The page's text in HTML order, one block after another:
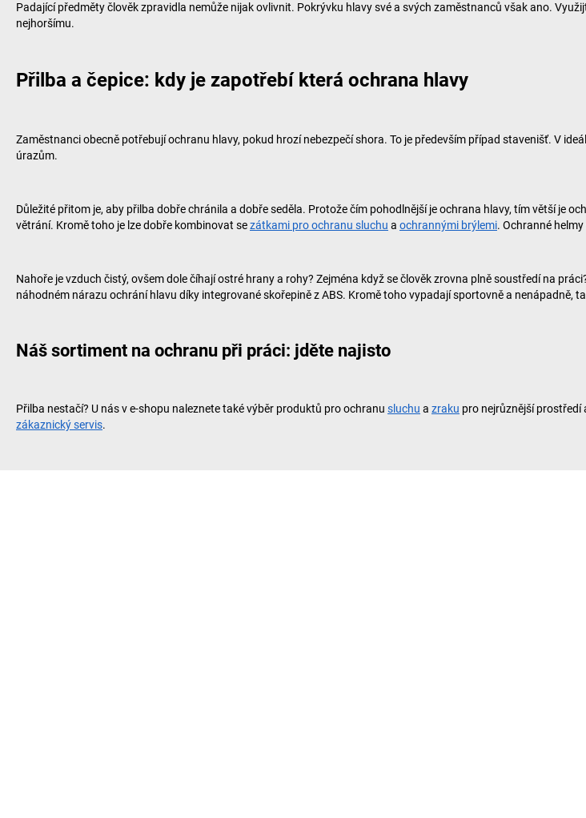
Padající předměty člověk zpravidla nemůže nijak ovlivnit. Pokrývku hlavy své a svých zaměstnanců však ano.
nejhoršímu.
Přilba a čepice: kdy je zapotřebí která ochrana hlavy
Zaměstnanci obecně potřebují ochranu hlavy, pokud hrozí nebezpečí shora. To je především případ stavenišť. V
úrazům.
Důležité přitom je, aby přilba dobře chránila a dobře seděla. Protože čím pohodlnější je ochrana hlavy, tím větší je
větrání. Kromě toho je lze dobře kombinovat sezátkami pro ochranu sluchu a ochrannými brýlemi. Ochranné
Nahoře je vzduch čistý, ovšem dole číhají ostré hrany a rohy? Zejména když se člověk zrovna plně soustředí na
náhodném nárazu ochrání hlavu díky integrované skořepině z ABS. Kromě toho vypadají sportovně a nenápadně,
Náš sortiment na ochranu při práci: jděte najisto
Přilba nestačí? U nás v e-shopu naleznete také výběr produktů pro ochranu sluchu a zraku pro nejrůznější prostředí
zákaznický servis.